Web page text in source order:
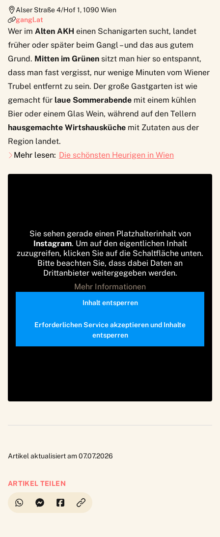
Alser Straße 4/Hof 1,1090 Wien
gangl.at
Wer im Alten AKH einen Schanigarten sucht, landet
früher oder später beim Gangl – und das aus gutem
Grund. Mitten im Grünen sitzt man hier so entspannt,
dass man fast vergisst, nur wenige Minuten vom Wiener
Trubel entfernt zu sein. Der große Gastgarten ist wie
gemacht für laue Sommerabende mit einem kühlen
Bier oder einem Glas Wein, während auf den Tellern
hausgemachte Wirtshausküche mit Zutaten aus der
Region landet.
Mehr lesen: Die schönsten Heurigen in Wien
Sie sehen gerade einen Platzhalterinhalt von
Instagram. Um auf den eigentlichen Inhalt
zuzugreifen, klicken Sie auf die Schaltfläche unten.
Bitte beachten Sie, dass dabei Daten an
Drittanbieter weitergegeben werden.
Mehr Informationen
Inhalt entsperren
Erforderlichen Service akzeptieren und Inhalte
entsperren
Artikel aktualisiert am 07.07.2026
ARTIKEL TEILEN